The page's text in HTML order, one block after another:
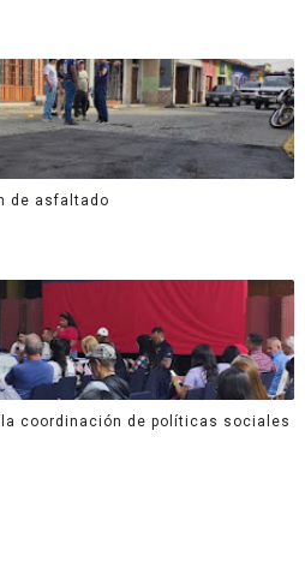
de asfaltado
coordinación de políticas sociales